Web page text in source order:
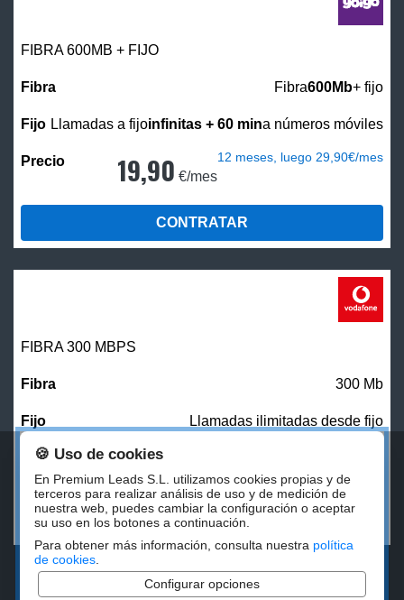
FIBRA 600MB + FIJO
Fibra600Mb+ fijo
Llamadas a fijoinfinitas + 60 mina números móviles
19,90 €/mes
12 meses, luego 29,90€/mes
CONTRATAR
FIBRA 300 MBPS
300 Mb
Llamadas ilimitadas desde fijo
27,00 €/mes
CONTRATAR
🍪 Uso de cookies
En Premium Leads S.L. utilizamos cookies propias y de
terceros para realizar análisis de uso y de medición de
nuestra web, puedes cambiar la configuración o aceptar
su uso en los botones a continuación.
Para obtener más información, consulta nuestra política
de cookies
Configurar opciones